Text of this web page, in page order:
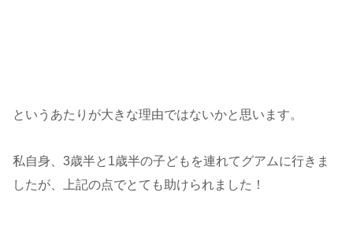
というあたりが大きな理由ではないかと思います。
私自身、3歳半と1歳半の子どもを連れてグアムに行きま
したが、上記の点でとても助けられました！